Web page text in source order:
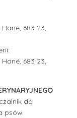
683 23,
683 23,
do
psów